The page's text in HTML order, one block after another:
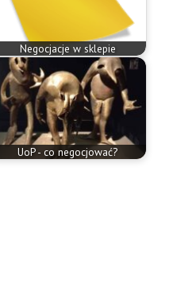
Negocjacje w sklepie
UoP - co negocjować?